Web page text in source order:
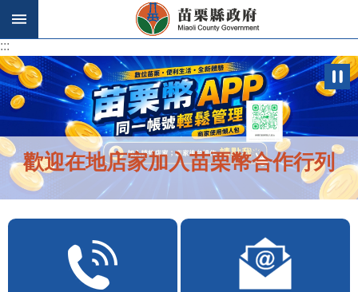
跳到主要內容區塊
:::
:::
歡迎在地店家加入苗栗幣合作行列